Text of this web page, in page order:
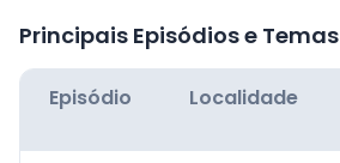
Principais Episódios e Temas
Episódio Localidade